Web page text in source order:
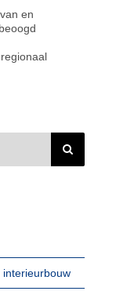
en
interieurbouw